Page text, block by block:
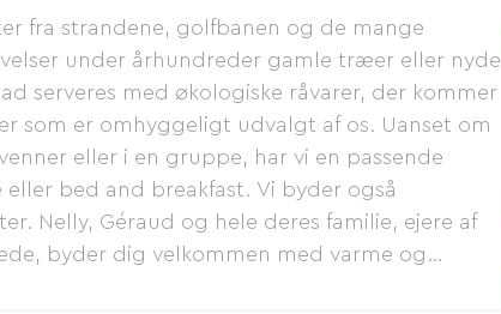
fra strandene, golfbanen og de mange
under århundreder gamle træer eller nyde
serveres med økologiske råvarer, der kommer
som er omhyggeligt udvalgt af os. Uanset om
eller i en gruppe, har vi en passende
bed and breakfast. Vi byder også
Nelly, Géraud og hele deres familie, ejere af
byder dig velkommen med varme og